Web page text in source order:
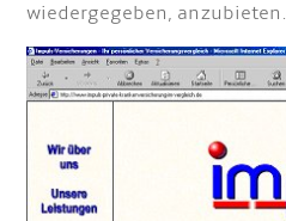
wiedergegeben, anzubieten.